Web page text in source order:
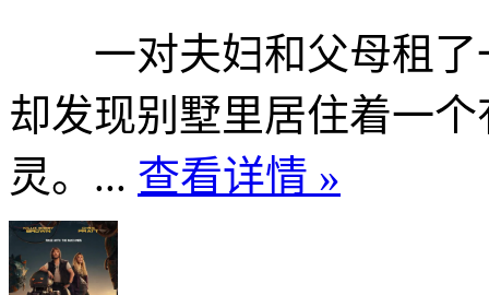
一对夫妇和父母租了
却发现别墅里居住着一
灵。... 查看详情 »